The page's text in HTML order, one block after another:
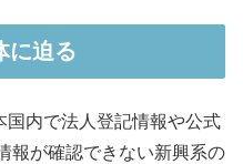
に迫る
国内で法人登記情報や公式
報が確認できない新興系の